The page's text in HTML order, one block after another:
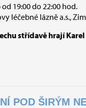
od 19:00 do 22:00 hod.
léčebné lázně a.s.,
střídavě hrají
POD ŠIRÝM